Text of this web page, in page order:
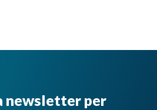
newsletter per